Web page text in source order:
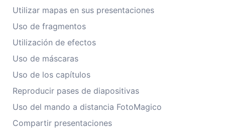
Utilizar mapas en sus presentaciones
Uso de fragmentos
Utilización de efectos
Uso de máscaras
Uso de los capítulos
Reproducir pases de diapositivas
Uso del mando a distancia FotoMagico
Compartir presentaciones